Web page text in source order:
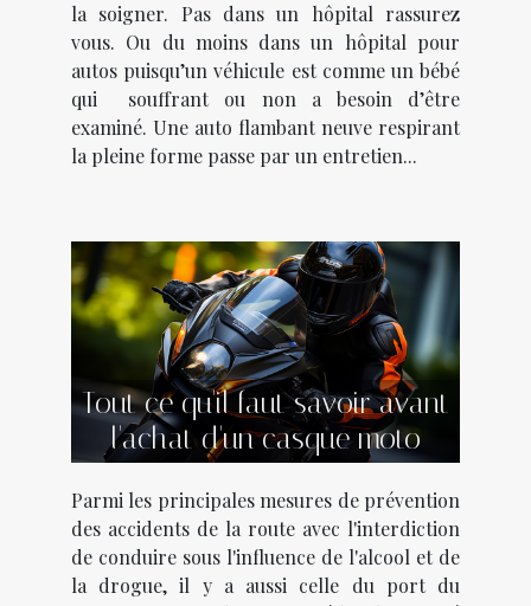
la soigner. Pas dans un hôpital rassurez
vous. Ou du moins dans un hôpital pour
autos puisqu’un véhicule est comme un bébé
qui souffrant ou non a besoin d’être
examiné. Une auto flambant neuve respirant
la pleine forme passe par un entretien...
Tout ce qu'il faut savoir avant
l'achat d'un casque moto
Parmi les principales mesures de prévention
des accidents de la route avec l'interdiction
de conduire sous l'influence de l'alcool et de
la drogue, il y a aussi celle du port du